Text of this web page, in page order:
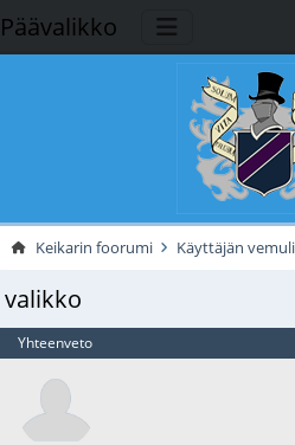
Päävalikko
Keikarin foorumi Käyttäjän
valikko
Yhteenveto